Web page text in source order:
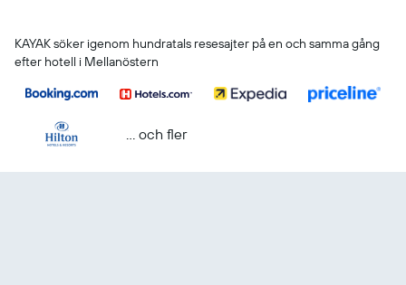
KAYAK söker igenom hundratals resesajter på en och samma gång
efter hotell i Mellanöstern
... och fler